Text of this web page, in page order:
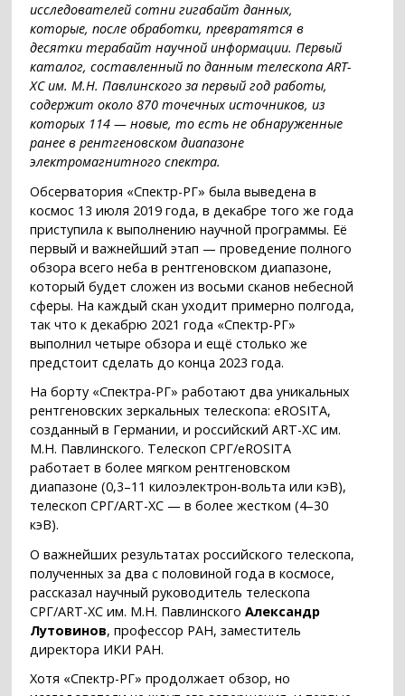
исследователей сотни гигабайт данных,
которые, после обработки, превратятся в
десятки терабайт научной информации. Первый
каталог, составленный по данным телескопа ART-
XC им. М.Н. Павлинского за первый год работы,
содержит около 870 точечных источников, из
которых 114 — новые, то есть не обнаруженные
ранее в рентгеновском диапазоне
электромагнитного спектра.
Обсерватория «Спектр-РГ» была выведена в
космос 13 июля 2019 года, в декабре того же года
приступила к выполнению научной программы. Её
первый и важнейший этап — проведение полного
обзора всего неба в рентгеновском диапазоне,
который будет сложен из восьми сканов небесной
сферы. На каждый скан уходит примерно полгода,
так что к декабрю 2021 года «Спектр-РГ»
выполнил четыре обзора и ещё столько же
предстоит сделать до конца 2023 года.
На борту «Спектра-РГ» работают два уникальных
рентгеновских зеркальных телескопа: eROSITA,
созданный в Германии, и российский ART-XC им.
М.Н. Павлинского. Телескоп СРГ/eROSITA
работает в более мягком рентгеновском
диапазоне (0,3–11 килоэлектрон-вольта или кэВ),
телескоп СРГ/ART-XC — в более жестком (4–30
кэВ).
О важнейших результатах российского телескопа,
полученных за два с половиной года в космосе,
рассказал научный руководитель телескопа
СРГ/ART-XC им. М.Н. ПавлинскогоАлександр
Лутовинов, профессор РАН, заместитель
директора ИКИ РАН.
Хотя «Спектр-РГ» продолжает обзор, но